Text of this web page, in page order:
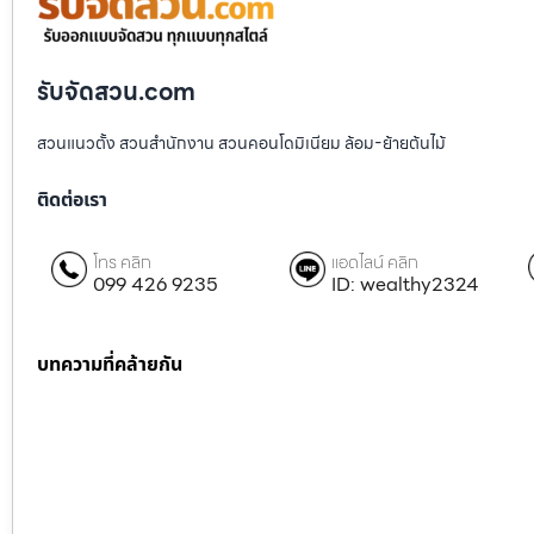
รับจัดสวน.com
สวนแนวตั้ง สวนสำนักงาน สวนคอนโดมิเนียม ล้อม-ย้ายต้นไม้
ติดต่อเรา
โทร คลิก
099 426 9235
แอดไลน์ คลิก
ID: wealthy2324
บทความที่คล้ายกัน